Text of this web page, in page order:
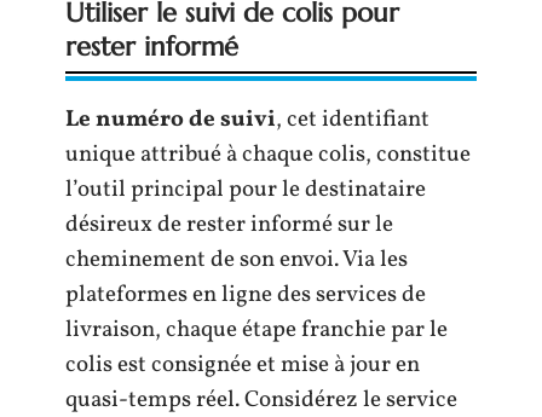
Utiliser le suivi de colis pour
rester informé
Le numéro de suivi, cet identifiant
unique attribué à chaque colis, constitue
l’outil principal pour le destinataire
désireux de rester informé sur le
cheminement de son envoi. Via les
plateformes en ligne des services de
livraison, chaque étape franchie par le
colis est consignée et mise à jour en
quasi-temps réel. Considérez le service